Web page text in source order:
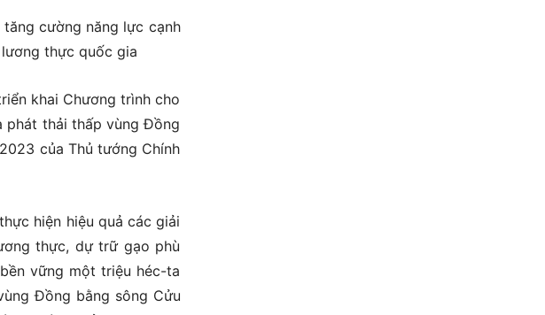
cường năng lực cạnh
thực quốc gia
khai Chương trình cho
phát thải thấp vùng Đồng
của Thủ tướng Chính
hiện hiệu quả các giải
thực, dự trữ gạo phù
vững một triệu héc-ta
Đồng bằng sông Cửu